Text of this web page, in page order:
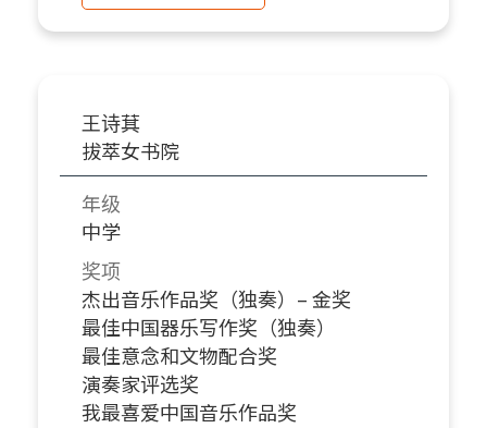
王诗萁
拔萃女书院
年级
中学
奖项
杰出音乐作品奖（独奏）– 金奖
最佳中国器乐写作奖（独奏）
最佳意念和文物配合奖
演奏家评选奖
我最喜爱中国音乐作品奖